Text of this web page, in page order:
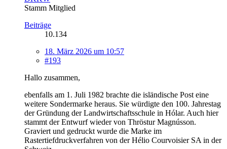
Stamm Mitglied
Beiträge
10.134
18. März 2026 um 10:57
#193
Hallo zusammen,
ebenfalls am 1. Juli 1982 brachte die isländische Post eine
weitere Sondermarke heraus. Sie würdigte den 100. Jahrestag
der Gründung der Landwirtschaftsschule in Hólar. Auch hier
stammt der Entwurf wieder von Thröstur Magnússon.
Graviert und gedruckt wurde die Marke im
Rastertiefdruckverfahren von der Hélio Courvoisier SA in der